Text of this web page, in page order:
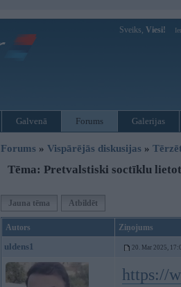
Sveiks, Viesi!
Galvenā Forums Galerijas
Forums » Vispārējās diskusijas »
Tēma: Pretvalstiski soctīklu
Jauna tēma Atbildēt
Autors Ziņojums
uldens1 20. Mar 2025,
https://